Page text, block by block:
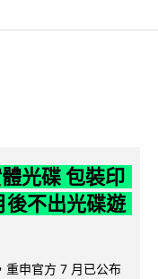
光碟 包裝印
後不出光碟遊
重申官方 7 月已公布